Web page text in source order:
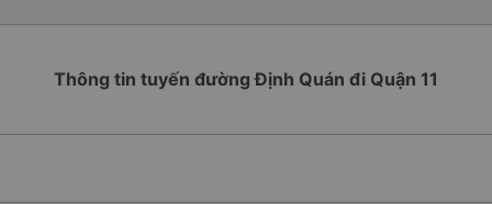
Thông tin tuyến đường Định Quán đi Quận 11